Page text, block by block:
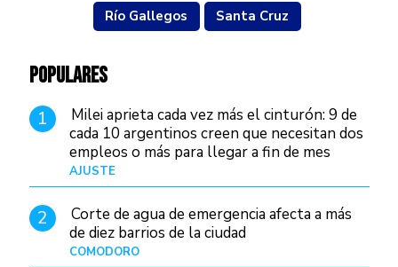
Río Gallegos Santa Cruz
POPULARES
1
Milei aprieta cada vez más el cinturón: 9 de
cada 10 argentinos creen que necesitan dos
empleos o más para llegar a fin de mes
AJUSTE
2
Corte de agua de emergencia afecta a más
de diez barrios de la ciudad
COMODORO